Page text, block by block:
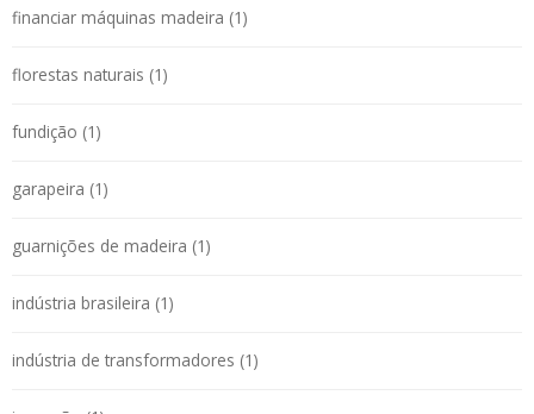
financiar máquinas madeira (1)
florestas naturais (1)
fundição (1)
garapeira (1)
guarnições de madeira (1)
indústria brasileira (1)
indústria de transformadores (1)